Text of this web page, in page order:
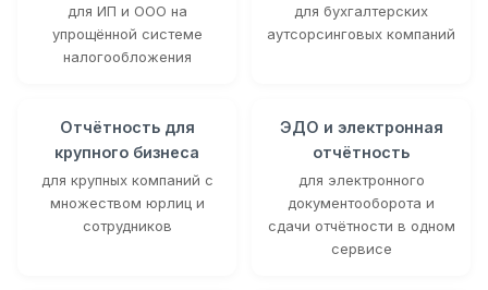
для ИП и ООО на
упрощённой системе
налогообложения
для бухгалтерских
аутсорсинговых компаний
Отчётность для
крупного бизнеса
для крупных компаний с
множеством юрлиц и
сотрудников
ЭДО и электронная
отчётность
для электронного
документооборота и
сдачи отчётности в одном
сервисе